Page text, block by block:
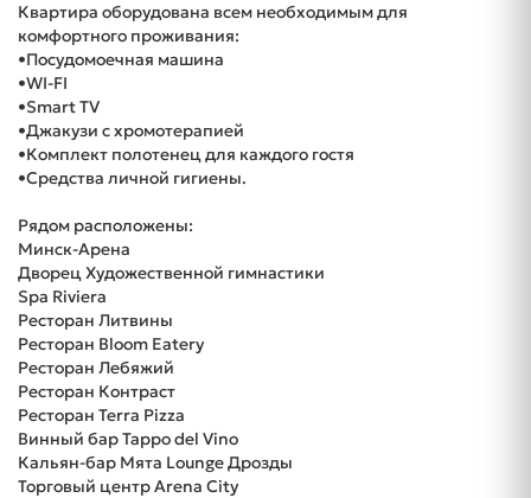
Квартира оборудована всем необходимым для
комфортного проживания:
•Посудомоечная машина
•WI-FI
•Smart TV
•Джакузи с хромотерапией
•Комплект полотенец для каждого гостя
•Средства личной гигиены.
Рядом расположены:
Минск-Арена
Дворец Художественной гимнастики
Spa Riviera
Ресторан Литвины
Ресторан Bloom Eatery
Ресторан Лебяжий
Ресторан Контраст
Ресторан Terra Pizza
Винный бар Tappo del Vino
Кальян-бар Мята Lounge Дрозды
Торговый центр Arena City